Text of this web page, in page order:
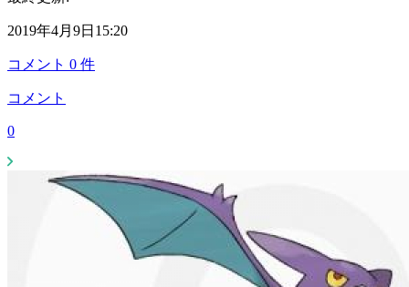
2019年4月9日15:20
コメント 0 件
コメント
0